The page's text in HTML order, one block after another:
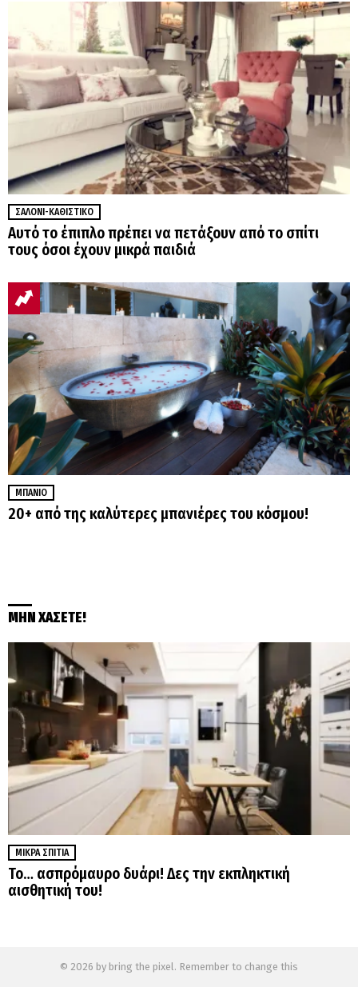
ΣΑΛΌΝΙ-ΚΑΘΙΣΤΙΚΌ
Αυτό το έπιπλο πρέπει να πετάξουν από το σπίτι
τους όσοι έχουν μικρά παιδιά
ΜΠΆΝΙΟ
20+ από της καλύτερες μπανιέρες του κόσμου!
ΜΗΝ ΧΑΣΕΤΕ!
ΜΙΚΡΆ ΣΠΊΤΙΑ
Το… ασπρόμαυρο δυάρι! Δες την εκπληκτική
αισθητική του!
© 2026 by bring the pixel. Remember to change this